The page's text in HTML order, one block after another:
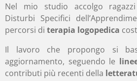
Nel mio studio accolgo
Disturbi Specifici
percorsi di terapia logopedica
Il lavoro che propongo si
aggiornamento, seguendo le
contributi più recenti della